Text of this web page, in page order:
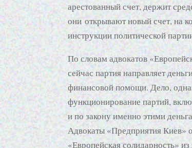
арестованный счет, держит
они открывают новый счет, на
инструкции политической
По словам адвокатов
сейчас партия направляет
финансовой помощи. Дело,
функционирование партий,
и по закону именно этими
Адвокаты «Предприятия Киев»
«Европейская солидарность»